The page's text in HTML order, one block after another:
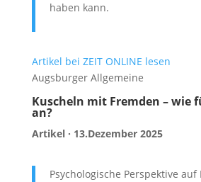
haben kann.
Artikel bei ZEIT ONLINE lesen
Augsburger Allgemeine
Kuscheln mit Fremden – wie
an?
Artikel · 13.Dezember 2025
Psychologische Perspektive auf